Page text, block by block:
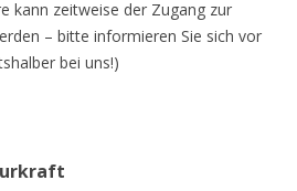
kann zeitweise der Zugang zur
– bitte informieren Sie sich vor
bei uns!)